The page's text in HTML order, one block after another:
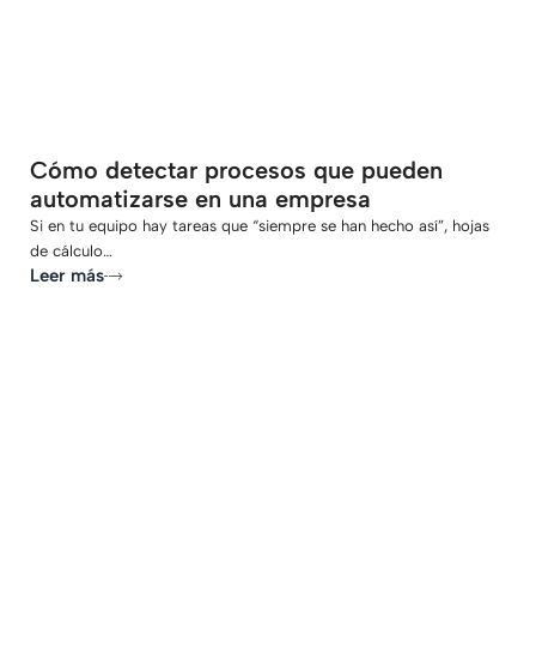
Cómo detectar procesos que pueden
automatizarse en una empresa
Si en tu equipo hay tareas que “siempre se han hecho así”, hojas
de cálculo…
Leer más